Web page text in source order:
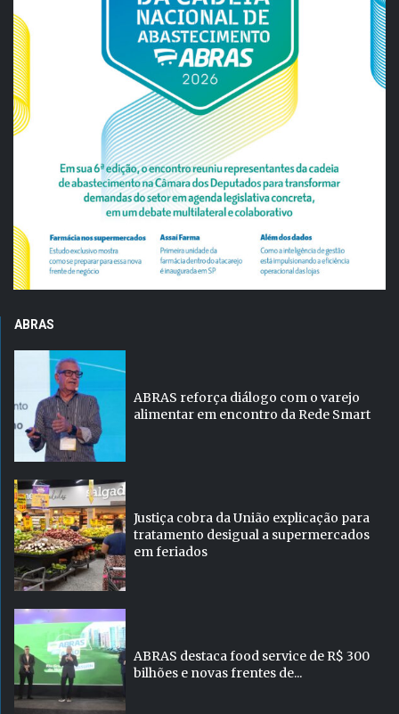
ABRAS
ABRAS reforça diálogo com o varejo
alimentar em encontro da Rede Smart
Justiça cobra da União explicação para
tratamento desigual a supermercados
em feriados
ABRAS destaca food service de R$ 300
bilhões e novas frentes de...